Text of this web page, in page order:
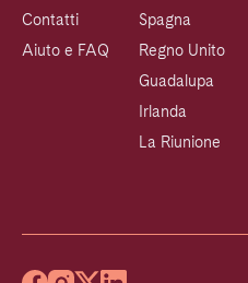
Contatti
Aiuto e FAQ
Spagna
Regno Unito
Guadalupa
Irlanda
La Riunione